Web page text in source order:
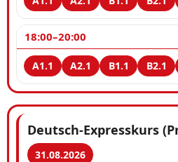
18:00–20:00
Deutsch-Expresskurs
31.08.2026